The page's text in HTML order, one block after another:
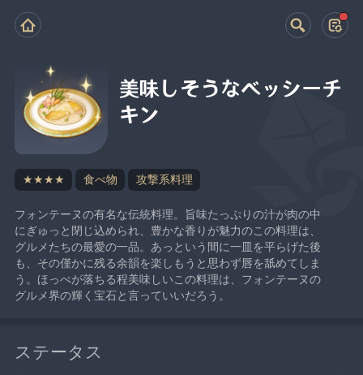
美味しそうなベッシーチ
キン
★★★★ 食べ物 攻撃系料理
フォンテーヌの有名な伝統料理。旨味たっぷりの汁が肉の中
にぎゅっと閉じ込められ、豊かな香りが魅力のこの料理は、
グルメたちの最愛の一品。あっという間に一皿を平らげた後
も、その僅かに残る余韻を楽しもうと思わず唇を舐めてしま
う。ほっぺが落ちる程美味しいこの料理は、フォンテーヌの
グルメ界の輝く宝石と言っていいだろう。
ステータス